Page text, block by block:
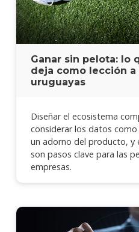
Ganar sin pelota: lo
deja como lección a
uruguayas
Diseñar el ecosistema
considerar los datos
un adorno del producto, y
son pasos clave para las
empresas.